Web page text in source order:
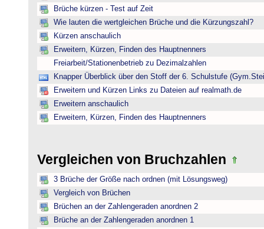
Brüche kürzen - Test auf Zeit
Wie lauten die wertgleichen Brüche und die Kürzungszahl?
Kürzen anschaulich
Erweitern, Kürzen, Finden des Hauptnenners
Freiarbeit/Stationenbetrieb zu Dezimalzahlen
Knapper Überblick über den Stoff der 6. Schulstufe
Erweitern und Kürzen Links zu Dateien auf realmath.de
Erweitern anschaulich
Erweitern, Kürzen, Finden des Hauptnenners
Vergleichen von Bruchzahlen
3 Brüche der Größe nach ordnen (mit Lösungsweg)
Vergleich von Brüchen
Brüchen an der Zahlengeraden anordnen 2
Brüche an der Zahlengeraden anordnen 1